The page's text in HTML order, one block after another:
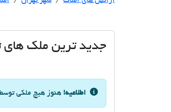
جدید ترین ملک های
اطلاعیه! هنوز هیچ ملکی